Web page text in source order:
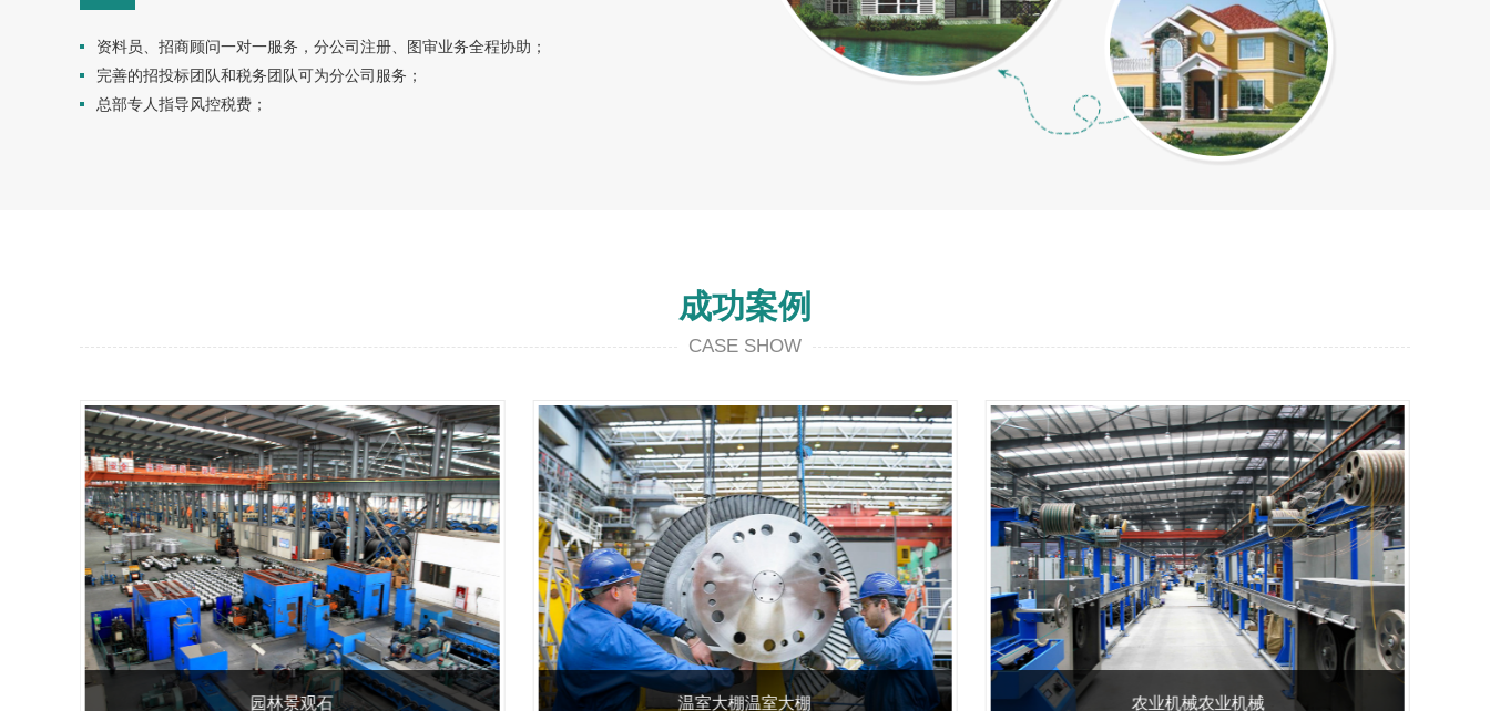
资料员、招商顾问一对一服务，分公司注册、图审业务全程协助；
完善的招投标团队和税务团队可为分公司服务；
总部专人指导风控税费；
成功案例
CASE SHOW
园林景观石 温室大棚温室大棚 农业机械农业机械